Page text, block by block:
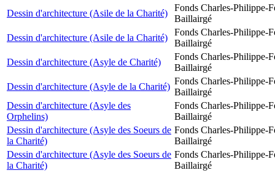
Dessin d'architecture (Asile de la Charité)
Fonds Charles-Philippe-
Baillairgé
Dessin d'architecture (Asile de la Charité)
Fonds Charles-Philippe-
Baillairgé
Dessin d'architecture (Asyle de Charité)
Fonds Charles-Philippe-
Baillairgé
Dessin d'architecture (Asyle de la Charité)
Fonds Charles-Philippe-
Baillairgé
Dessin d'architecture (Asyle des
Orphelins)
Fonds Charles-Philippe-
Baillairgé
Dessin d'architecture (Asyle des Soeurs de
la Charité)
Fonds Charles-Philippe-
Baillairgé
Dessin d'architecture (Asyle des Soeurs de
la Charité)
Fonds Charles-Philippe-
Baillairgé